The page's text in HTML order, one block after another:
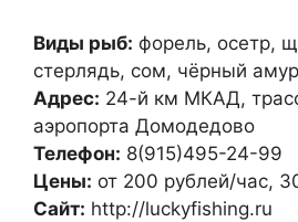
Виды рыб: форель, осетр,
стерлядь, сом, чёрный амур
Адрес: 24-й км МКАД,
аэропорта Домодедово
Телефон: 8(915)495-24-99
Цены: от 200 рублей/час,
Сайт: http://luckyfishing.ru